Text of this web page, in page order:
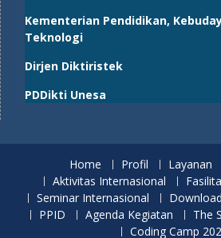
Kementerian Pendidikan,
Teknologi
Dirjen Diktiristek
PDDikti Unesa
Home Profil Layanan
Aktivitas Internasional
Seminar Internasional
Download
PPID
Agenda Kegiatan
The
Coding Camp